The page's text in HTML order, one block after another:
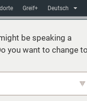
Greif+ Deutsch
be speaking a
you want to change